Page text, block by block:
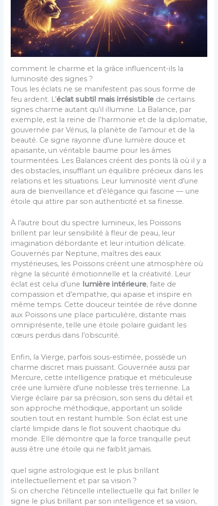
comment le charme et la grâce influencent-ils la
luminosité des signes ?
Tous les éclats ne se manifestent pas sous forme de
feu ardent. L’éclat subtil mais irrésistible de certains
signes charme autant qu’il illumine. La Balance, par
exemple, est la reine de l’harmonie et de la diplomatie,
gouvernée par Vénus, la planète de l’amour et de la
beauté. Ce signe rayonne d’une lumière douce et
apaisante, un véritable baume pour les âmes
tourmentées. Les Balances créent des ponts là où il y a
des obstacles, insufflant un équilibre précieux dans les
relations et les situations. Leur luminosité vient d’une
aura de bienveillance et d’élégance qui fascine — une
étoile qui attire par son authenticité et sa finesse.
À l’autre bout du spectre lumineux, les Poissons
brillent par leur sensibilité à fleur de peau, leur
imagination débordante et leur intuition délicate.
Gouvernés par Neptune, maîtres des eaux
mystérieuses, les Poissons créent une atmosphère où
règne la sécurité émotionnelle et la créativité. Leur
éclat est celui d’une lumière intérieure, faite de
compassion et d’empathie, qui apaise et inspire en
même temps. Cette douceur teintée de rêve donne
aux Poissons une place particulière, distante mais
omniprésente, telle une étoile polaire guidant les
cœurs perdus dans l’obscurité.
Enfin, la Vierge, parfois sous-estimée, possède un
charme discret mais puissant. Gouvernée aussi par
Mercure, cette intelligence pratique et méticuleuse
crée une lumière d’une noblesse très terrienne. La
Vierge éclaire par sa précision, son sens du détail et
son approche méthodique, apportant un solide
soutien tout en restant humble. Son éclat est une
clarté limpide dans le flot souvent chaotique du
monde. Elle démontre que la force tranquille peut
aussi être une étoile qui ne faiblit jamais.
quel signe astrologique est le plus brillant
intellectuellement et par sa vision ?
Si on cherche l’étincelle intellectuelle qui fait briller le
signe le plus brillant par son intelligence et sa vision,